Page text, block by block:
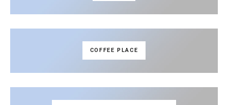
COFFEE PLACE